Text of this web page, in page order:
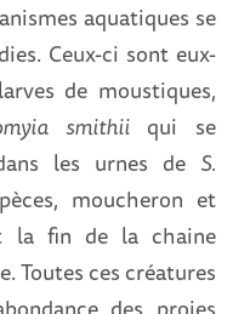
aquatiques se
Ceux-ci sont eux-
de moustiques,
smithiiqui se
les urnes de S.
moucheron et
la fin de la chaine
Toutes ces créatures